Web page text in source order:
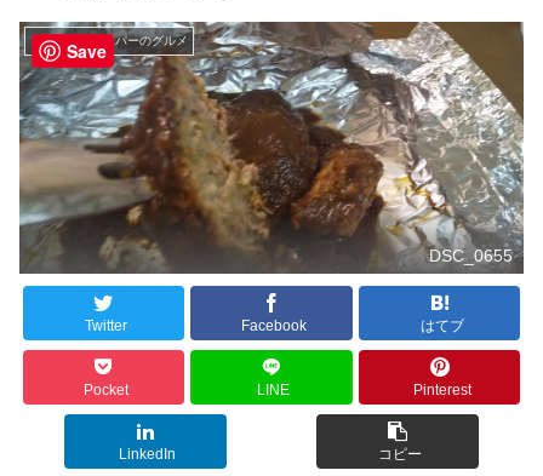
コンビニ・スーパーのグルメ
DSC_0655
Twitter Facebook はてブ
Pocket LINE Pinterest
LinkedIn コピー
Save